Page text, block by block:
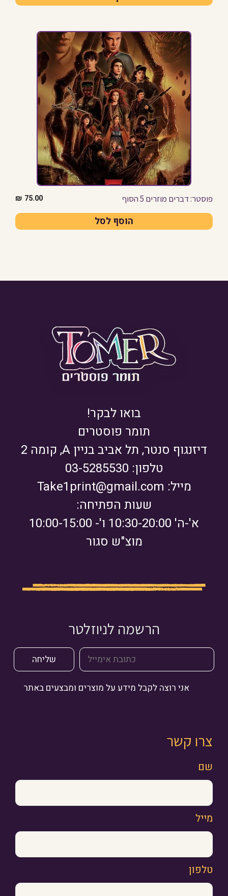
פוסטר: דברים מוזרים 5 הסוף 75.00
₪
הוסף לסל
בואו לבקר!
תומר פוסטרים
דיזנגוף סנטר, תל אביב בניין A, קומה 2
טלפון: 03-5285530
מייל: Take1print@gmail.com
שעות הפתיחה:
א'-ה' 10:30-20:00 ו'- 10:00-15:00
מוצ"ש סגור
הרשמה לניוזלטר
אני רוצה לקבל מידע על מוצרים ומבצעים באתר
צרו קשר
שם
מייל
טלפון